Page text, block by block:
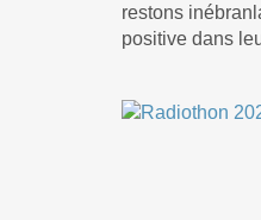
restons
positive dans